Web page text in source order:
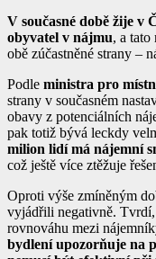
V současné době žije v
obyvatel v nájmu, a
obě zúčastněné strany –
Podle ministra pro
strany v současném
obavy z potenciálních
pak totiž bývá leckdy
milion lidí má nájemní
což ještě více ztěžuje
Oproti výše zmíněným
vyjádřili negativně. Tvrdí,
rovnováhu mezi
bydlení upozorňuje na